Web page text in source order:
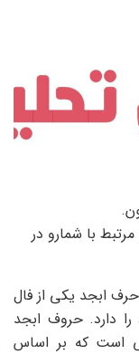
با شمارو در
چهارشنبه ۱۱ اسفند ۱۴۰۲; فال حرف ابجد یکی از فال
دارد. حروف ابجد
است که بر اساس